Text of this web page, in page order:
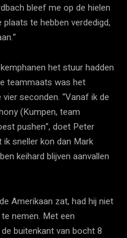
bleef me op de hielen
te hebben verdedigd,
het stuur hadden
teammaats was het
seconden. “Vanaf ik de
(Kumpen, team
pushen”, doet Peter
ik sneller kon dan Mark
keihard blijven aanvallen
Amerikaan zat, had hij niet
nemen. Met een
buitenkant van bocht 8